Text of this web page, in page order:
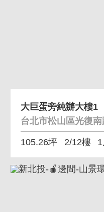
大巨蛋旁純辦大樓1
台北市松山區光復南
105.26坪 2/12樓